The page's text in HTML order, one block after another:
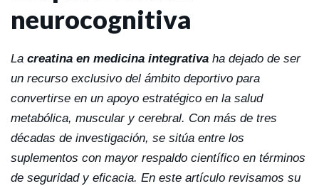
neurocognitiva
La creatina en medicina integrativa ha dejado de ser
un recurso exclusivo del ámbito deportivo para
convertirse en un apoyo estratégico en la salud
metabólica, muscular y cerebral. Con más de tres
décadas de investigación, se sitúa entre los
suplementos con mayor respaldo científico en términos
de seguridad y eficacia. En este artículo revisamos su